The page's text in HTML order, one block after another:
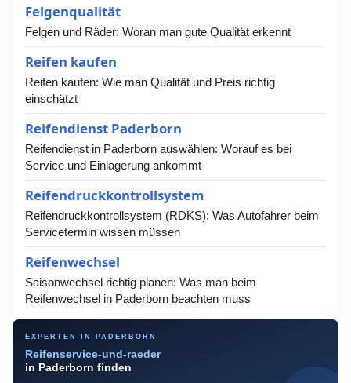
Felgenqualität
Felgen und Räder: Woran man gute Qualität erkennt
Reifen kaufen
Reifen kaufen: Wie man Qualität und Preis richtig
einschätzt
Reifendienst Paderborn
Reifendienst in Paderborn auswählen: Worauf es bei
Service und Einlagerung ankommt
Reifendruckkontrollsystem
Reifendruckkontrollsystem (RDKS): Was Autofahrer beim
Servicetermin wissen müssen
Reifenwechsel
Saisonwechsel richtig planen: Was man beim
Reifenwechsel in Paderborn beachten muss
EXPERTEN IN PADERBORN
Reifenservice-und-raeder
in Paderborn finden